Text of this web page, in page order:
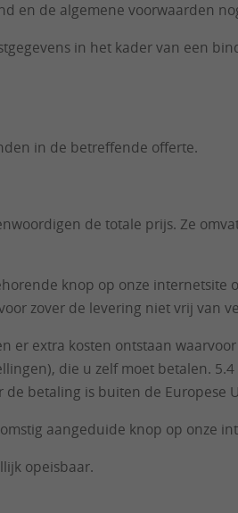
en de algemene voorwaarden
in het kader van een
in de betreffende offerte.
de totale prijs. Ze
knop op onze
zover de levering niet vrij van
extra kosten ontstaan
die u zelf moet betalen.
betaling is buiten de Europese
aangeduide knop op onze
opeisbaar.